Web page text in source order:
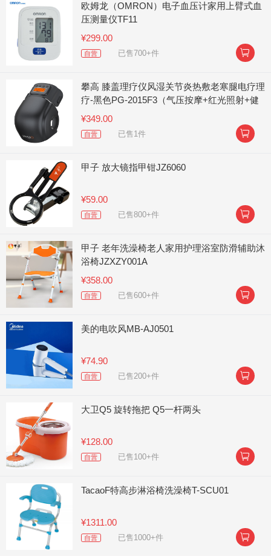
欧姆龙（OMRON）电子血压计家用上臂式血
压测量仪TF11
¥299.00
自营 已售700+件 
攀高 膝盖理疗仪风湿关节炎热敷老寒腿电疗理
疗-黑色PG-2015F3（气压按摩+红光照射+健
康磁石）
¥349.00
自营 已售1件 
甲子 放大镜指甲钳JZ6060
¥59.00
自营 已售800+件 
甲子 老年洗澡椅老人家用护理浴室防滑辅助沐
浴椅JZXZY001A
¥358.00
自营 已售600+件 
美的电吹风MB-AJ0501
¥74.90
自营 已售200+件 
大卫Q5 旋转拖把 Q5一杆两头
¥128.00
自营 已售100+件 
TacaoF特高步淋浴椅洗澡椅T-SCU01
¥1311.00
自营 已售1000+件 